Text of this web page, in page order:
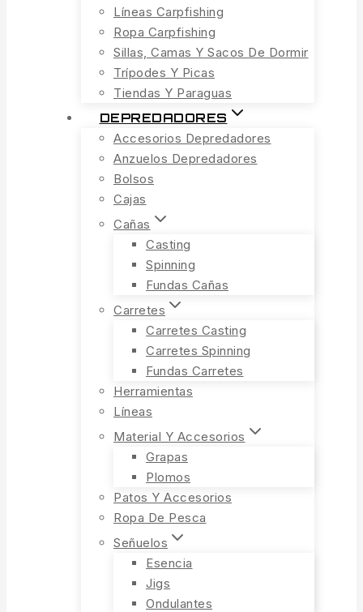
Líneas Carpfishing
Ropa Carpfishing
Sillas, Camas Y Sacos De Dormir
Trípodes Y Picas
Tiendas Y Paraguas
DEPREDADORES
Accesorios Depredadores
Anzuelos Depredadores
Bolsos
Cajas
Cañas
Casting
Spinning
Fundas Cañas
Carretes
Carretes Casting
Carretes Spinning
Fundas Carretes
Herramientas
Líneas
Material Y Accesorios
Grapas
Plomos
Patos Y Accesorios
Ropa De Pesca
Señuelos
Esencia
Jigs
Ondulantes